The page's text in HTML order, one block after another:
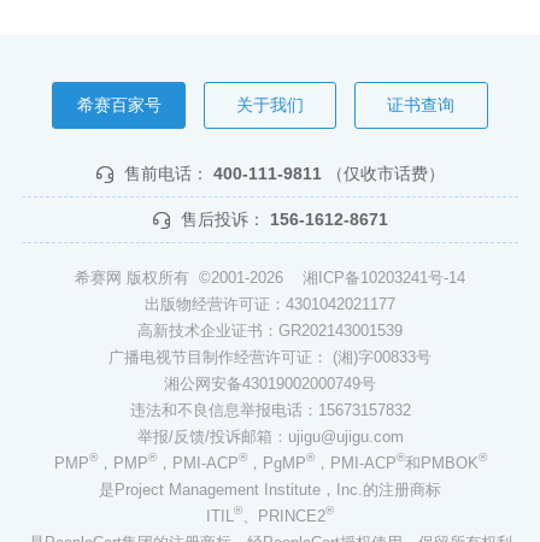
希赛百家号 关于我们 证书查询
售前电话： 400-111-9811 （仅收市话费）
售后投诉： 156-1612-8671
希赛网 版权所有 ©2001-2026 湘ICP备10203241号-14
出版物经营许可证：4301042021177
高新技术企业证书：GR202143001539
广播电视节目制作经营许可证： (湘)字00833号
湘公网安备43019002000749号
违法和不良信息举报电话：15673157832
举报/反馈/投诉邮箱：ujigu@ujigu.com
PMP®，PMP®，PMI-ACP®，PgMP®，PMI-ACP®和PMBOK®
是Project Management Institute，Inc.的注册商标
ITIL ® 、PRINCE2®